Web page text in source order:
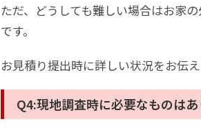
ただ、どうしても難しい場合はお家
です。
お見積り提出時に詳しい状況をお伝
Q4:現地調査時に必要なものはあ